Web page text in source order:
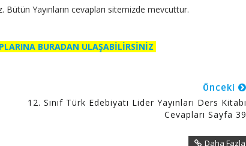
Bütün Yayınların cevapları sitemizde mevcuttur.
BURADAN ULAŞABİLİRSİNİZ
Önceki
12. Sınıf Türk Edebiyatı Lider Yayınları Ders Kitabı
Cevapları Sayfa 39
Daha Fazla